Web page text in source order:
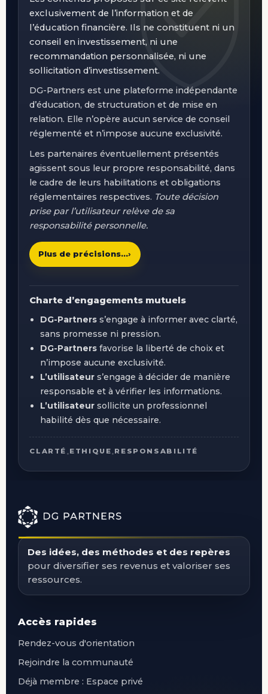
exclusivement de l’information et de
l’éducation financière. Ils ne constituent ni un
conseil en investissement, ni une
recommandation personnalisée, ni une
sollicitation d’investissement.
DG-Partners est une plateforme indépendante
d’éducation, de structuration et de mise en
relation. Elle n’opère aucun service de conseil
réglementé et n’impose aucune exclusivité.
Les partenaires éventuellement présentés
agissent sous leur propre responsabilité, dans
le cadre de leurs habilitations et obligations
réglementaires respectives. Toute décision
prise par l’utilisateur relève de sa
responsabilité personnelle.
Plus de précisions…›
Charte d’engagements mutuels
DG-Partnerss’engage à informer avec clarté,
sans promesse ni pression.
DG-Partnersfavorise la liberté de choix et
n’impose aucune exclusivité.
L’utilisateurs’engage à décider de manière
responsable et à vérifier les informations.
L’utilisateursollicite un professionnel
habilité dès que nécessaire.
CLARTÉ •ETHIQUE•RESPONSABILITÉ
Des idées, des méthodes et des repères
pour diversifier ses revenus et valoriser ses
ressources.
Accès rapides
Rendez-vous d'orientation
Rejoindre la communauté
Déjà membre : Espace privé